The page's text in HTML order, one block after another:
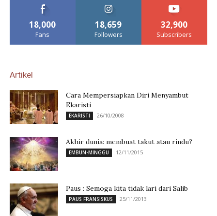
18,000
Fans
18,659
Followers
32,900
Subscribers
Artikel
Cara Mempersiapkan Diri Menyambut
Ekaristi
EKARISTI 26/10/2008
Akhir dunia: membuat takut atau rindu?
EMBUN-MINGGU 12/11/2015
Paus : Semoga kita tidak lari dari Salib
PAUS FRANSISKUS 25/11/2013